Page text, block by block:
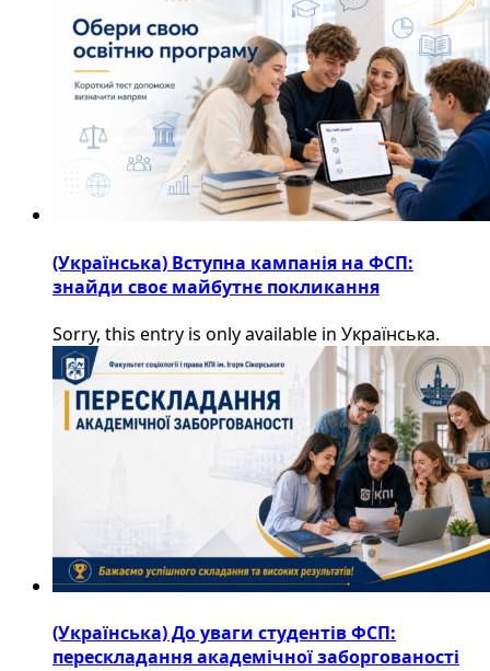
(Українська) Вступна кампанія на ФСП:
знайди своє майбутнє покликання
Sorry, this entry is only available in Українська.
(Українська) До уваги студентів ФСП:
перескладання академічної заборгованості